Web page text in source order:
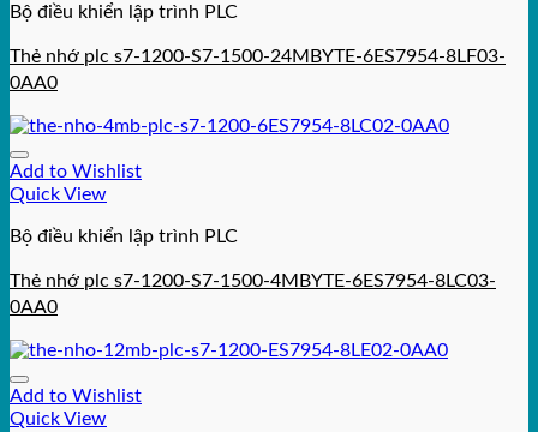
Bộ điều khiển lập trình PLC
Thẻ nhớ plc s7-1200-S7-1500-24MBYTE-6ES7954-8LF03-
0AA0
Add to Wishlist
Quick View
Bộ điều khiển lập trình PLC
Thẻ nhớ plc s7-1200-S7-1500-4MBYTE-6ES7954-8LC03-
0AA0
Add to Wishlist
Quick View